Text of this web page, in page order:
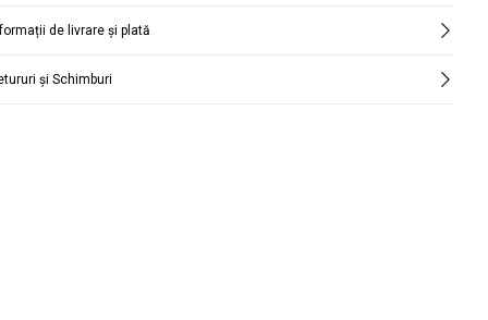
de livrare și plată
și Schimburi
și oraș.